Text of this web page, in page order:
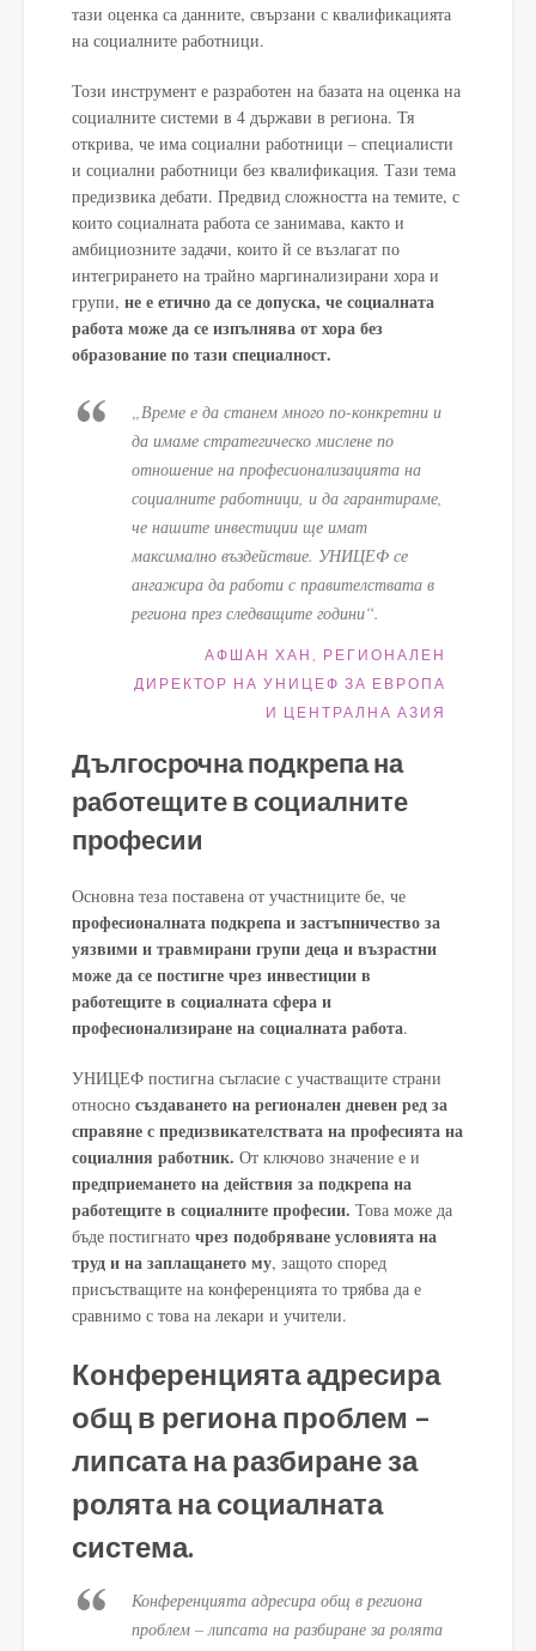
тази оценка са данните, свързани с квалификацията
на социалните работници.
Този инструмент е разработен на базата на оценка на
социалните системи в 4 държави в региона. Тя
открива, че има социални работници – специалисти
и социални работници без квалификация. Тази тема
предизвика дебати. Предвид сложността на темите, с
които социалната работа се занимава, както и
амбициозните задачи, които й се възлагат по
интегрирането на трайно маргинализирани хора и
групи, не е етично да се допуска, че социалната
работа може да се изпълнява от хора без
образование по тази специалност.
„Време е да станем много по-конкретни и
да имаме стратегическо мислене по
отношение на професионализацията на
социалните работници, и да гарантираме,
че нашите инвестиции ще имат
максимално въздействие. УНИЦЕФ се
ангажира да работи с правителствата в
региона през следващите години“.
АФШАН ХАН, РЕГИОНАЛЕН
ДИРЕКТОР НА УНИЦЕФ ЗА ЕВРОПА
И ЦЕНТРАЛНА АЗИЯ
Дългосрочна подкрепа на
работещите в социалните
професии
Основна теза поставена от участниците бе, че
професионалната подкрепа и застъпничество за
уязвими и травмирани групи деца и възрастни
може да се постигне чрез инвестиции в
работещите в социалната сфера и
професионализиране на социалната работа.
УНИЦЕФ постигна съгласие с участващите страни
относно създаването на регионален дневен ред за
справяне с предизвикателствата на професията на
социалния работник. От ключово значение е и
предприемането на действия за подкрепа на
работещите в социалните професии. Това може да
бъде постигнато чрез подобряване условията на
труд и на заплащането му, защото според
присъстващите на конференцията то трябва да е
сравнимо с това на лекари и учители.
Конференцията адресира
общ в региона проблем –
липсата на разбиране за
ролята на социалната
система.
Конференцията адресира общ в региона
проблем – липсата на разбиране за ролята